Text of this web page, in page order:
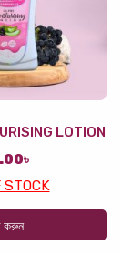
LOTION
৳
STOCK
করুন